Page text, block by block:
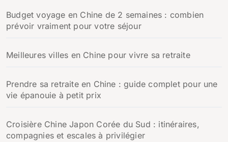
Budget voyage en Chine de 2 semaines : combien
prévoir vraiment pour votre séjour
Meilleures villes en Chine pour vivre sa retraite
Prendre sa retraite en Chine : guide complet pour une
vie épanouie à petit prix
Croisière Chine Japon Corée du Sud : itinéraires,
compagnies et escales à privilégier